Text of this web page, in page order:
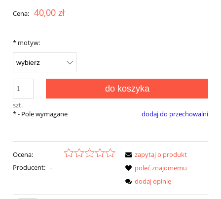
Cena: 40,00 zł
* motyw:
szt.
do koszyka
dodaj do przechowalni
*- Pole wymagane
Ocena:
Producent: -
zapytaj o produkt
poleć znajomemu
dodaj opinię